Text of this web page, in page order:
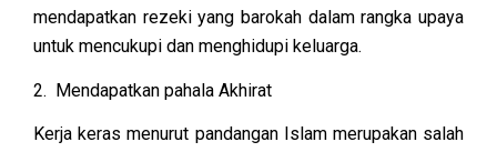
mendapatkan rezeki yang barokah dalam rangka upaya
untuk mencukupi dan menghidupi keluarga.
2. Mendapatkan pahala Akhirat
Kerja keras menurut pandangan Islam merupakan salah